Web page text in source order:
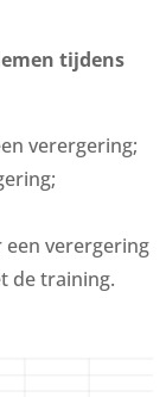
tijdens
verergering;
een verergering
de training.